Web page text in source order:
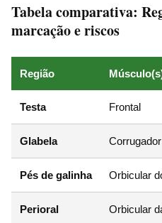
Tabela comparativa:
marcação e riscos
Região
Testa Frontal
Glabela
Pés de galinha Orbicular
Perioral Orbicular